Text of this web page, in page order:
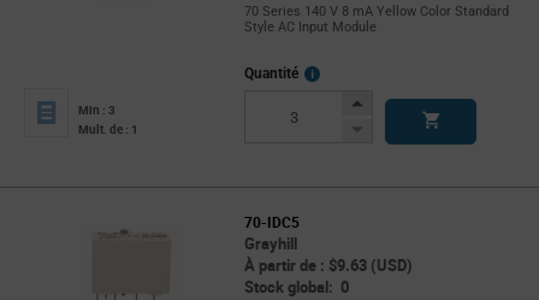
70 Series 140 V 8 mA Yellow Color Standard
Style AC Input Module
Min : 3
Mult. de : 1
Quantité
More
Increase
Decrease
70-IDC5
Grayhill
À partir de : $9.63 (USD)
Stock global: 0